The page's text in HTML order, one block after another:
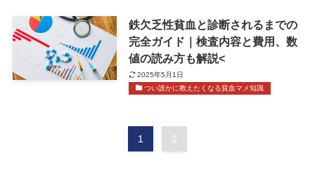
鉄欠乏性貧血と診断されるまでの
完全ガイド｜検査内容と費用、数
値の読み方も解説<
2025年5月1日
つい誰かに教えたくなる貧血マメ知識
1 2